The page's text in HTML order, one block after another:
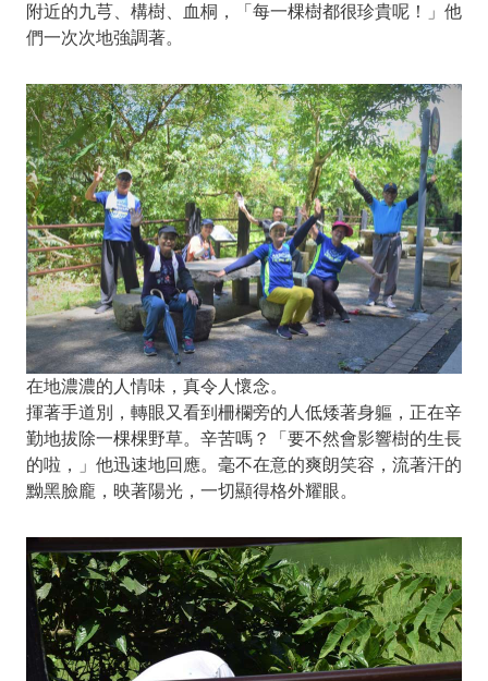
附近的九芎、構樹、血桐，「每一棵樹都很珍貴呢！」他
們一次次地強調著。
在地濃濃的人情味，真令人懷念。
揮著手道別，轉眼又看到柵欄旁的人低矮著身軀，正在辛
勤地拔除一棵棵野草。辛苦嗎？「要不然會影響樹的生長
的啦，」他迅速地回應。毫不在意的爽朗笑容，流著汗的
黝黑臉龐，映著陽光，一切顯得格外耀眼。